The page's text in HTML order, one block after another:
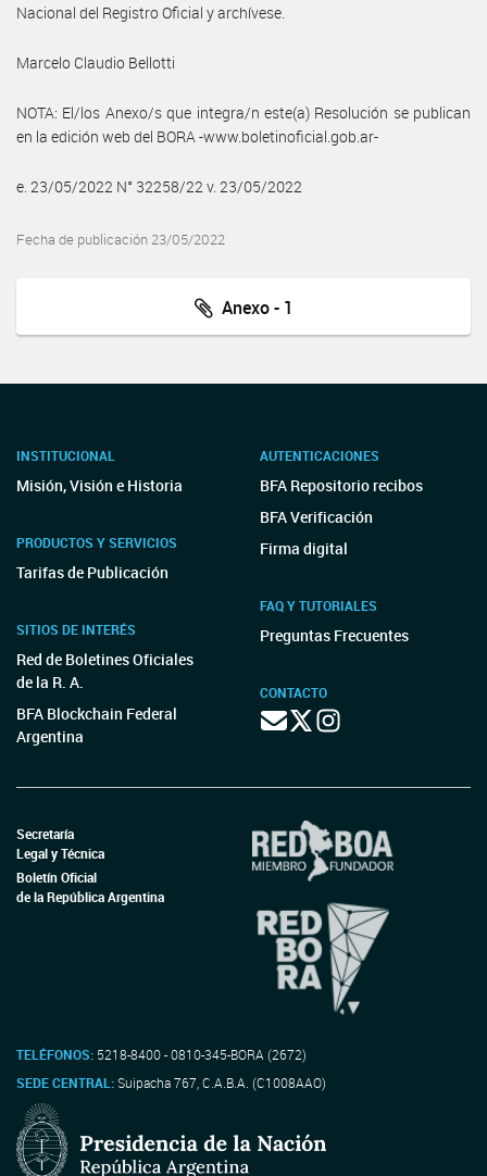
Nacional del Registro Oficial y archívese.
Marcelo Claudio Bellotti
NOTA: El/los Anexo/s que integra/n este(a) Resolución se publican
en la edición web del BORA -www.boletinoficial.gob.ar-
e. 23/05/2022 N° 32258/22 v. 23/05/2022
Fecha de publicación 23/05/2022
Anexo - 1
INSTITUCIONAL
Misión, Visión e Historia
PRODUCTOS Y SERVICIOS
Tarifas de Publicación
SITIOS DE INTERÉS
Red de Boletines Oficiales
de la R. A.
BFA Blockchain Federal
Argentina
AUTENTICACIONES
BFA Repositorio recibos
BFA Verificación
Firma digital
FAQ Y TUTORIALES
Preguntas Frecuentes
CONTACTO
Secretaría
Legal y Técnica
Boletín Oficial
de la República Argentina
TELÉFONOS: 5218-8400 - 0810-345-BORA (2672)
SEDE CENTRAL:Suipacha 767, C.A.B.A. (C1008AAO)